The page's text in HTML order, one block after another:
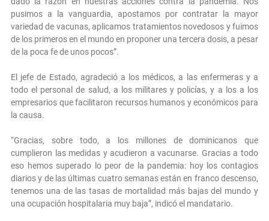
pusimos a la vanguardia, apostamos por contratar la mayor
variedad de vacunas, aplicamos tratamientos novedosos y fuimos
de los primeros en el mundo en proponer una tercera dosis, a pesar
de la poca fe de unos pocos”.
El jefe de Estado, agradeció a los médicos, a las enfermeras y a
todo el personal de salud, a los militares y policías, y a los a los
empresarios que facilitaron recursos humanos y económicos para
la causa.
“Gracias, sobre todo, a los millones de dominicanos que
cumplieron las medidas y acudieron a vacunarse. Gracias a todo
eso hemos superado lo peor de la pandemia: hoy los contagios
diarios y de las últimas cuatro semanas están en franco descenso,
tenemos una de las tasas de mortalidad más bajas del mundo y
una ocupación hospitalaria muy baja”, indicó el mandatario.